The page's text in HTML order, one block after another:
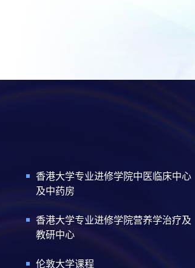
香港大学专业进修学院中医临床中心
及中药房
香港大学专业进修学院营养学治疗及
教研中心
伦敦大学课程